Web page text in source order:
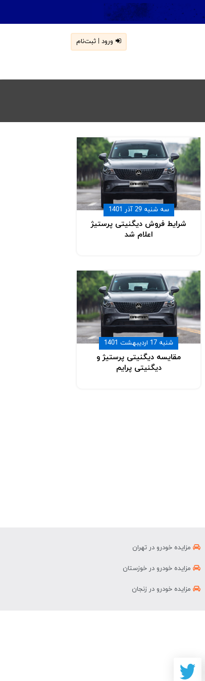
ورود | ثبت‌نام
سه شنبه 29 آذر 1401
شرایط فروش دیگنیتی پرستیژ
اعلام شد
شنبه 17 اردیبهشت 1401
مقایسه دیگنیتی پرستیژ و
دیگنیتی پرایم
مزایده خودرو در تهران
مزایده خودرو در خوزستان
مزایده خودرو در زنجان